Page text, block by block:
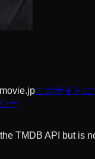
このサイトに
ー
TMDB API but is